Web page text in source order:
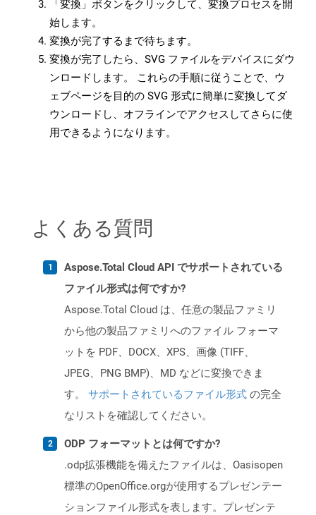
「変換」ボタンをクリックして、変換プロセスを開
始します。
変換が完了するまで待ちます。
変換が完了したら、SVG ファイルをデバイスにダウ
ンロードします。 これらの手順に従うことで、ウ
ェブページを目的の SVG 形式に簡単に変換してダ
ウンロードし、オフラインでアクセスしてさらに使
用できるようになります。
よくある質問
Aspose.Total Cloud API でサポートされている
ファイル形式は何ですか?
Aspose.Total Cloud は、任意の製品ファミリ
から他の製品ファミリへのファイル フォーマ
ットを PDF、DOCX、XPS、画像 (TIFF、
JPEG、PNG BMP)、MD などに変換できま
す。 サポートされているファイル形式 の完全
なリストを確認してください。
ODP フォーマットとは何ですか?
.odp拡張機能を備えたファイルは、Oasisopen
標準のOpenOffice.orgが使用するプレゼンテー
ションファイル形式を表します。プレゼンテ